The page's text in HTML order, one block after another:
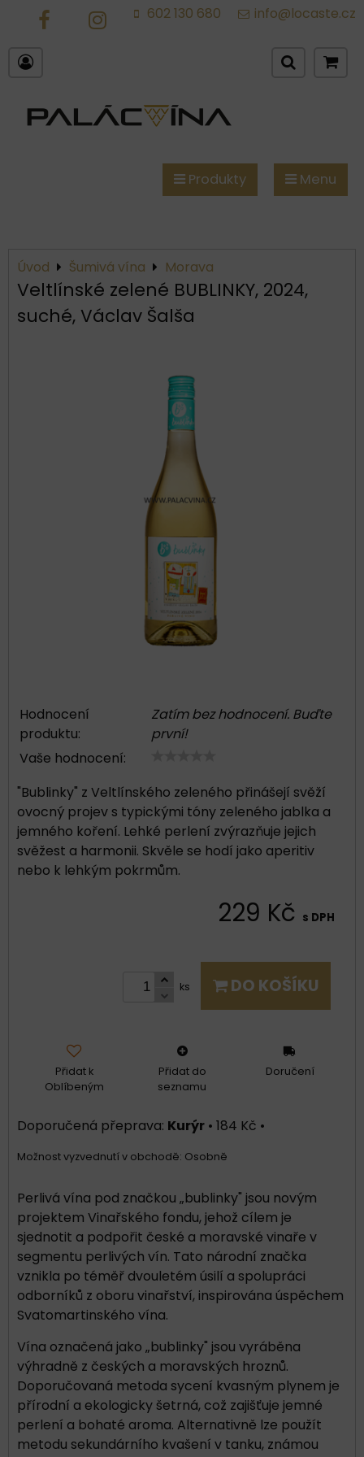
IG
602 130 680 info@locaste.cz
Produkty Menu
Úvod Šumivá vína Morava
Veltlínské zelené BUBLINKY, 2024,
suché, Václav Šalša
Hodnocení
produktu:
Zatím bez hodnocení. Buďte
první!
Vaše hodnocení:
"Bublinky" z Veltlínského zeleného přinášejí svěží
ovocný projev s typickými tóny zeleného jablka a
jemného koření. Lehké perlení zvýrazňuje jejich
svěžest a harmonii. Skvěle se hodí jako aperitiv
nebo k lehkým pokrmům.
229 Kč s DPH
ks DO KOŠÍKU
Přidat k
Oblíbeným
Přidat do
seznamu
Doručení
Kurýr • 184 Kč •
Osobně
Perlivá vína pod značkou „bublinky" jsou novým
projektem Vinařského fondu, jehož cílem je
sjednotit a podpořit české a moravské vinaře v
segmentu perlivých vín. Tato národní značka
vznikla po téměř dvouletém úsilí a spolupráci
odborníků z oboru vinařství, inspirována úspěchem
Svatomartinského vína. ​
Vína označená jako „bublinky" jsou vyráběna
výhradně z českých a moravských hroznů.
Doporučovaná metoda sycení kvasným plynem je
přírodní a ekologicky šetrná, což zajišťuje jemné
perlení a bohaté aroma. Alternativně lze použít
metodu sekundárního kvašení v tanku, známou